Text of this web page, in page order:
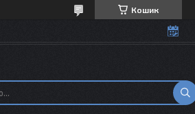
Кошик